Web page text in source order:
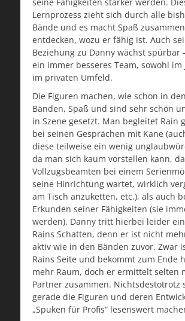
Lernprozess zieht sich durch alle
Bände und es macht Spaß
entdecken, wozu er fähig ist. Auch
Beziehung zu Danny wächst spürbar
ein immer besseres Team, sowohl im
im privaten Umfeld.
Die Figuren machen, wie schon in
Bänden, Spaß und sind sehr schön
in Szene gesetzt. Man begleitet Rain
bei seinen Gesprächen mit Kane
diese teilweise ein wenig
da man sich kaum vorstellen kann,
Vollzugsbeamten bei einem
seine Hinrichtung wartet, wirklich
am Tisch anzuketten, etc.), als auch
Erkunden seiner Fähigkeiten (sie
werden). Danny tritt hierbei leider
Rains Schatten, denn er ist nicht
aktiv wie in den Bänden zuvor. Zwar
Rains Seite und bekommt zum Ende
mehr Raum, doch er ermittelt selten
Partner zusammen. Nichtsdestotrotz
gerade die Figuren und deren
„Spuken für Profis“ lesenswert